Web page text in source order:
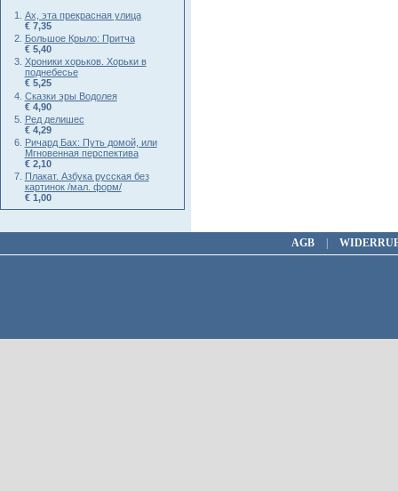
Ах, эта прекрасная улица
€ 7,35
Большое Крыло: Притча
€ 5,40
Хроники хорьков. Хорьки в
поднебесье
€ 5,25
Сказки эры Водолея
€ 4,90
Ред делишес
€ 4,29
Ричард Бах: Путь домой, или
Мгновенная перспектива
€ 2,10
Плакат. Азбука русская без
картинок /мал. форм/
€ 1,00
AGB